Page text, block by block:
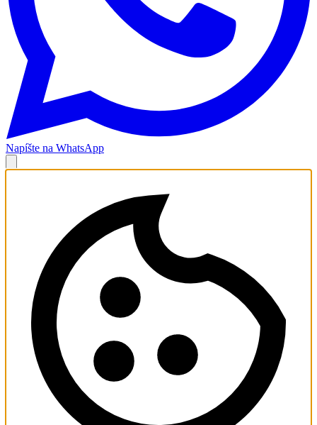
Napíšte na WhatsApp